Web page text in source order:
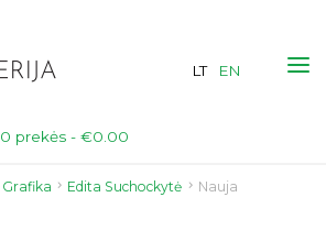
0 prekės - €0.00
LT EN
Grafika Edita Suchockytė
Nauja